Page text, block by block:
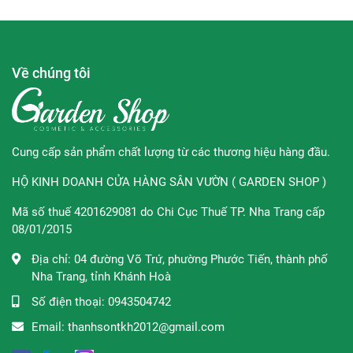
∞ Hướng dẫn sử dụng:Uống 1 viên mỗi ngày sau bữa ăn,
Thương hiệu:
Xuất xứ : Hàn Quốc
Về chúng tôi
Cung cấp sản phẩm chất lượng từ các thương hiệu hàng đầu.
HỘ KINH DOANH CỬA HÀNG SÂN VƯỜN ( GARDEN SHOP )
Mã số thuế 4201629081 do Chi Cục Thuế TP. Nha Trang cấp
08/01/2015
Địa chỉ: 04 đường Võ Trứ, phường Phước Tiến, thành phố
Nha Trang, tỉnh Khánh Hoà
Số điện thoại: 0943504742
Email: thanhsontkh2012@gmail.com